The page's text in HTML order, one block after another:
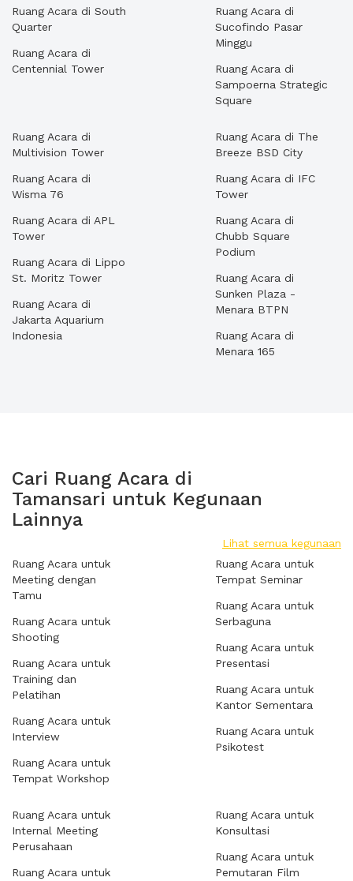
Ruang Acara di South
Quarter
Ruang Acara di
Centennial Tower
Ruang Acara di
Sucofindo Pasar
Minggu
Ruang Acara di
Sampoerna Strategic
Square
Ruang Acara di
Multivision Tower
Ruang Acara di
Wisma 76
Ruang Acara di APL
Tower
Ruang Acara di Lippo
St. Moritz Tower
Ruang Acara di
Jakarta Aquarium
Indonesia
Ruang Acara di The
Breeze BSD City
Ruang Acara di IFC
Tower
Ruang Acara di
Chubb Square
Podium
Ruang Acara di
Sunken Plaza -
Menara BTPN
Ruang Acara di
Menara 165
Cari Ruang Acara di
Tamansari untuk Kegunaan
Lainnya
Lihat semua kegunaan
Ruang Acara untuk
Meeting dengan
Tamu
Ruang Acara untuk
Shooting
Ruang Acara untuk
Training dan
Pelatihan
Ruang Acara untuk
Interview
Ruang Acara untuk
Tempat Workshop
Ruang Acara untuk
Tempat Seminar
Ruang Acara untuk
Serbaguna
Ruang Acara untuk
Presentasi
Ruang Acara untuk
Kantor Sementara
Ruang Acara untuk
Psikotest
Ruang Acara untuk
Internal Meeting
Perusahaan
Ruang Acara untuk
Ruang Acara untuk
Konsultasi
Ruang Acara untuk
Pemutaran Film